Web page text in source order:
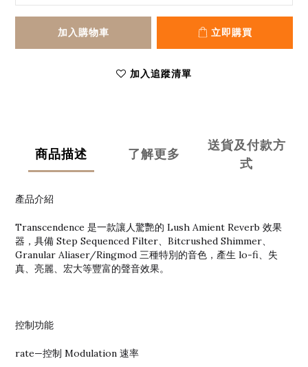
加入購物車 立即購買
加入追蹤清單
商品描述 了解更多
送貨及付款方
式
產品介紹
Transcendence 是一款讓人驚艷的 Lush Amient Reverb 效果
器，具備 Step Sequenced Filter、Bitcrushed Shimmer、
Granular Aliaser/Ringmod 三種特別的音色，產生 lo-fi、失
真、亮麗、宏大等豐富的聲音效果。
控制功能
rate—控制 Modulation 速率